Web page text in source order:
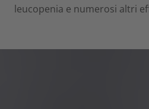
leucopenia e numerosi altri